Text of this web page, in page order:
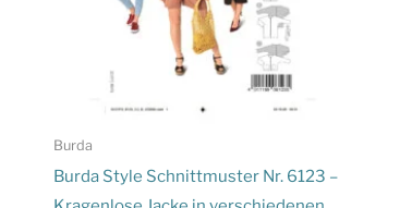
Burda
Burda Style Schnittmuster Nr. 6123 –